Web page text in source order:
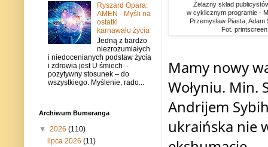
Żelazny skład
w cyklicznym programie -
Przemysław Piasta,
Fot.
Mamy nowy
Wołyniu. Min.
Andrijem
ukraińska nie
Ryszard Opara:
AMEN - Myśli na
ostatki
karnawału życia
Jedną z bardzo
niezrozumiałych
i niedocenianych podstaw życia
i zdrowia jest U śmiech -
pozytywny stosunek – do
wszystkiego. Myślenie, rado...
Archiwum Bumeranga
▼ 2026 (110)
lipca 2026(11)